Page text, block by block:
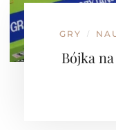
GRY /
Bójka